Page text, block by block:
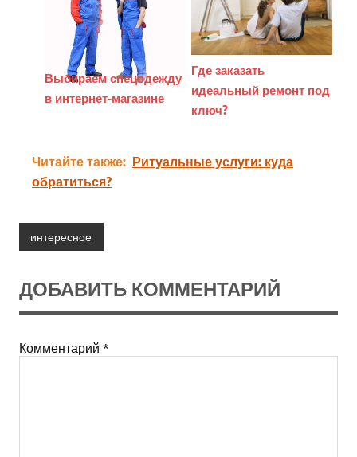
Выбираем спецодежду
в интернет-магазине
Где заказать
идеальный ремонт под
ключ?
Читайте также: Ритуальные услуги: куда
обратиться?
интересное
ДОБАВИТЬ КОММЕНТАРИЙ
Комментарий *